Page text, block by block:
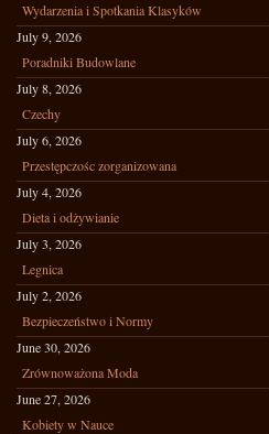
Wydarzenia i Spotkania Klasyków
July 9, 2026
Poradniki Budowlane
July 8, 2026
Czechy
July 6, 2026
Przestępczośc zorganizowana
July 4, 2026
Dieta i odżywianie
July 3, 2026
Legnica
July 2, 2026
Bezpieczeństwo i Normy
June 30, 2026
Zrównoważona Moda
June 27, 2026
Kobiety w Nauce